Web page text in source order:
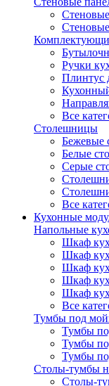
Ручки
Плинтус
Все
Столешницы
Бежевые
Белые
Серые
Все
Кухонные
Напольные
Шкаф
Шкаф
Шкаф
Шкаф
Шкаф
Все
Тумбы под
Тумбы
Тумбы
Тумбы
Столы-тумбы
Столы-